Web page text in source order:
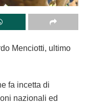
Menciotti, ultimo
fa incetta di
nazionali ed